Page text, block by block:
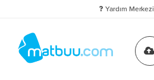
Yardım Merkezi